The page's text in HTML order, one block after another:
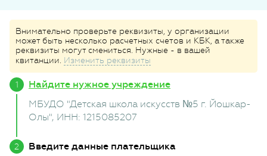
Внимательно проверьте реквизиты, у организации
может быть несколько расчетных счетов и КБК, а также
реквизиты могут смениться. Нужные - в вашей
квитанции. Изменить реквизиты
Найдите нужное учреждение
МБУДО "Детская школа искусств №5 г. Йошкар-
Олы", ИНН: 1215085207
Введите данные плательщика